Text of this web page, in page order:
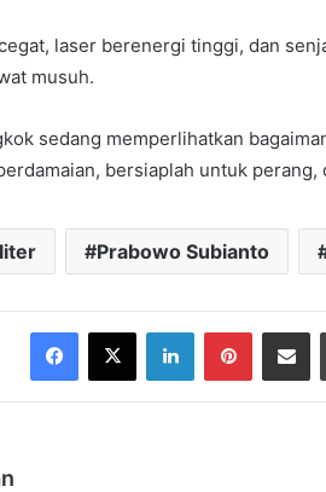
laser berenergi tinggi, dan
musuh.
sedang memperlihatkan
bersiaplah untuk perang,
Prabowo Subianto
Facebook
X LinkedInPinterest